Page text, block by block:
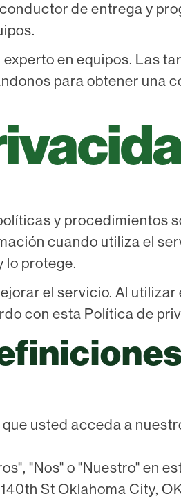
de entrega y
en equipos. Las
para obtener una
y procedimientos
cuando utiliza el
lo protege.
el servicio. Al
con esta Política de
usted acceda a
"Nos" o "Nuestro" en
St Oklahoma City,